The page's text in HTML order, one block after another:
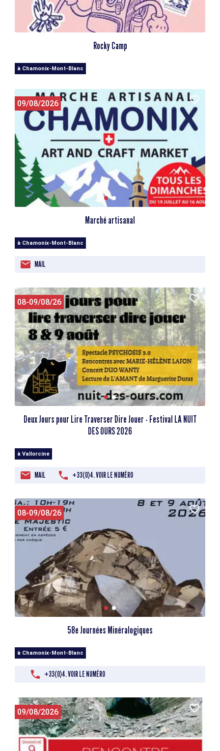
Rocky Camp
à Chamonix-Mont-Blanc
09/08/2026
Marché artisanal
à Chamonix-Mont-Blanc
MAIL
08-09/08/26
Deux Jours pour Lire Traverser Dire Jouer - Festival LA NUIT
DES OURS 2026
à Vallorcine
MAIL +33(0)4. VOIR LE NUMÉRO
08-09/08/26
58e Journées Minéralogiques
à Chamonix-Mont-Blanc
+33(0)4. VOIR LE NUMÉRO
09/08/2026